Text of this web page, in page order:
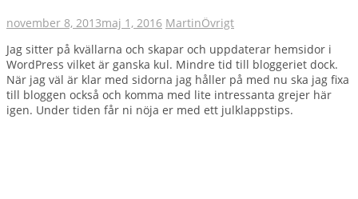
november 8, 2013maj 1, 2016 MartinÖvrigt
Jag sitter på kvällarna och skapar och uppdaterar hemsidor i
WordPress vilket är ganska kul. Mindre tid till bloggeriet dock.
När jag väl är klar med sidorna jag håller på med nu ska jag fixa
till bloggen också och komma med lite intressanta grejer här
igen. Under tiden får ni nöja er med ett julklappstips.